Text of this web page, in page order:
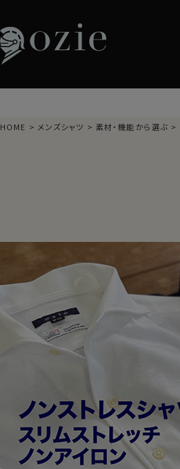
HOME メンズシャツ 素材・機能から選ぶ